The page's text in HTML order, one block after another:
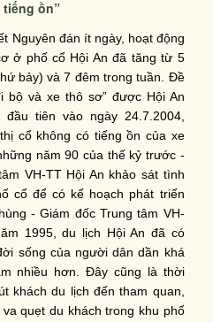
ồn”
Nguyên đán ít ngày, hoạt động
ở phố cổ Hội An đã tăng từ 5
bảy) và 7 đêm trong tuần. Đề
bộ và xe thô sơ” được Hội An
tiên vào ngày 24.7.2004,
cổ không có tiếng ồn của xe
năm 90 của thế kỷ trước -
VH-TT Hội An khảo sát tình
cổ để có kế hoạch phát triển
- Giám đốc Trung tâm VH-
1995, du lịch Hội An đã có
sống của người dân dần khá
nhiều hơn. Đây cũng là thời
khách du lịch đến tham quan,
quẹt du khách trong khu phố